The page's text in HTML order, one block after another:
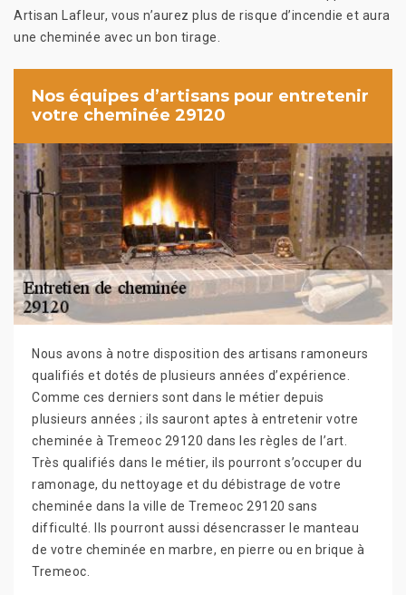
Artisan Lafleur, vous n’aurez plus de risque d’incendie et aura
une cheminée avec un bon tirage.
Nos équipes d’artisans pour entretenir
votre cheminée 29120
Nous avons à notre disposition des artisans ramoneurs
qualifiés et dotés de plusieurs années d’expérience.
Comme ces derniers sont dans le métier depuis
plusieurs années ; ils sauront aptes à entretenir votre
cheminée à Tremeoc 29120 dans les règles de l’art.
Très qualifiés dans le métier, ils pourront s’occuper du
ramonage, du nettoyage et du débistrage de votre
cheminée dans la ville de Tremeoc 29120 sans
difficulté. Ils pourront aussi désencrasser le manteau
de votre cheminée en marbre, en pierre ou en brique à
Tremeoc.